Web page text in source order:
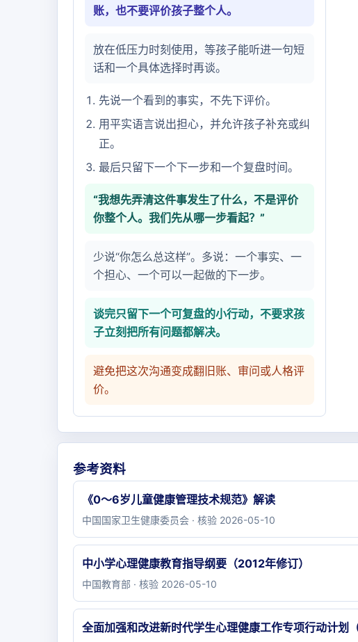
账，也不要评价孩子整个人。
放在低压力时刻使用，等孩子能听进一句短
话和一个具体选择时再谈。
先说一个看到的事实，不先下评价。
用平实语言说出担心，并允许孩子补充或纠
正。
最后只留下一个下一步和一个复盘时间。
“我想先弄清这件事发生了什么，不是评价
你整个人。我们先从哪一步看起？”
少说“你怎么总这样”。多说：一个事实、一
个担心、一个可以一起做的下一步。
谈完只留下一个可复盘的小行动，不要求孩
子立刻把所有问题都解决。
避免把这次沟通变成翻旧账、审问或人格评
价。
参考资料
《0～6岁儿童健康管理技术规范》解读
中国国家卫生健康委员会 · 核验 2026-05-10
中小学心理健康教育指导纲要（2012年修订）
中国教育部 · 核验 2026-05-10
全面加强和改进新时代学生心理健康工作专项行动计划